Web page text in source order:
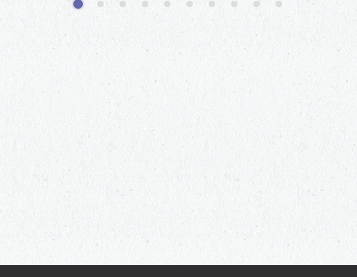
1 2 3 4 5 6 7 8 9 10